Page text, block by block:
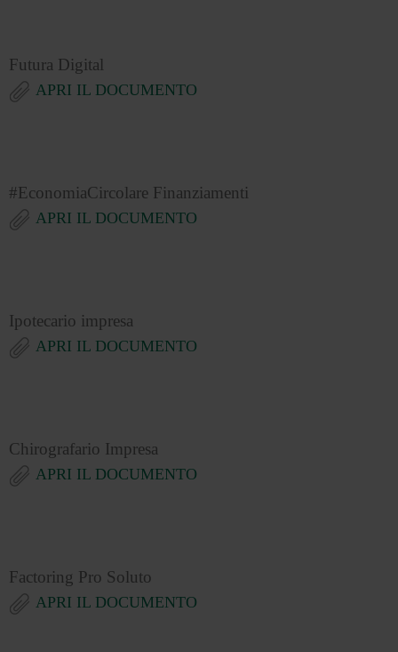
Futura Digital
APRI IL DOCUMENTO
#EconomiaCircolare Finanziamenti
APRI IL DOCUMENTO
Ipotecario impresa
APRI IL DOCUMENTO
Chirografario Impresa
APRI IL DOCUMENTO
Factoring Pro Soluto
APRI IL DOCUMENTO